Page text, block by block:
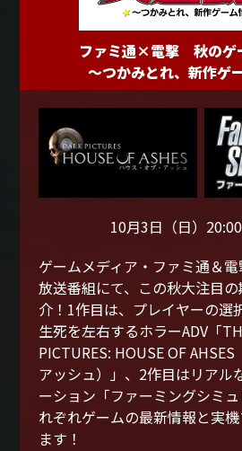
ファミ通×電撃 秋のゲ
～つかみとれ、新作ゲ
10月3日（日）
ゲームメディア・ファミ通＆
放送番組にて、この秋大注目
介！1作目は、プレイヤーの選
生死を左右するホラーADV「
PICTURES: HOUSE OF AHSES
アッシュ）」、2作目はリアル
ーション「ファーミングシミ
れぞれゲームの最新情報と実
ます！